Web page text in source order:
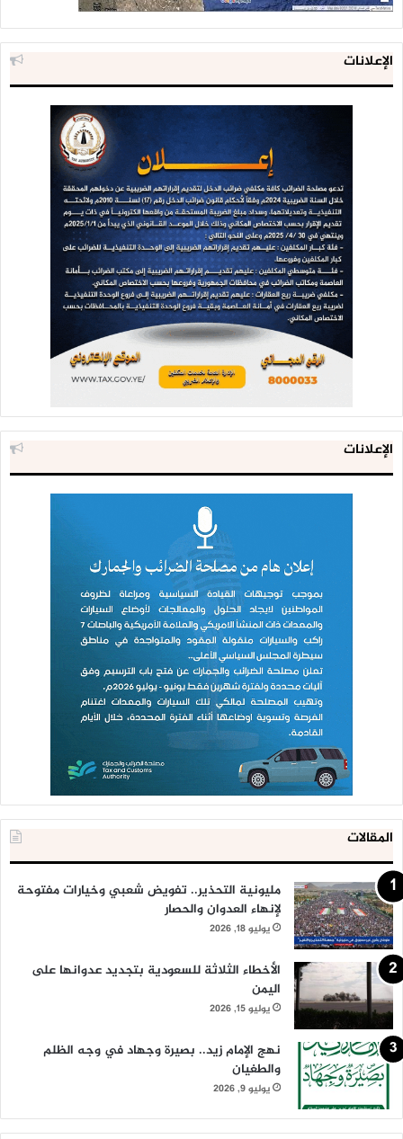
الإعلانات
الإعلانات
المقالات
مليونية التحذير.. تفويض شعبي وخيارات مفتوحة
لإنهاء العدوان والحصار
يوليو 18, 2026
الأخطاء الثلاثة للسعودية بتجديد عدوانها على
اليمن
يوليو 15, 2026
نهج الإمام زيد.. بصيرة وجهاد في وجه الظلم
والطغيان
يوليو 9, 2026